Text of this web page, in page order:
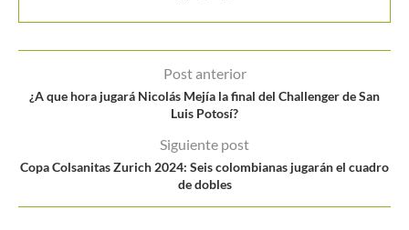
Post anterior
¿A que hora jugará Nicolás Mejía la final del Challenger de San
Luis Potosí?
Siguiente post
Copa Colsanitas Zurich 2024: Seis colombianas jugarán el cuadro
de dobles